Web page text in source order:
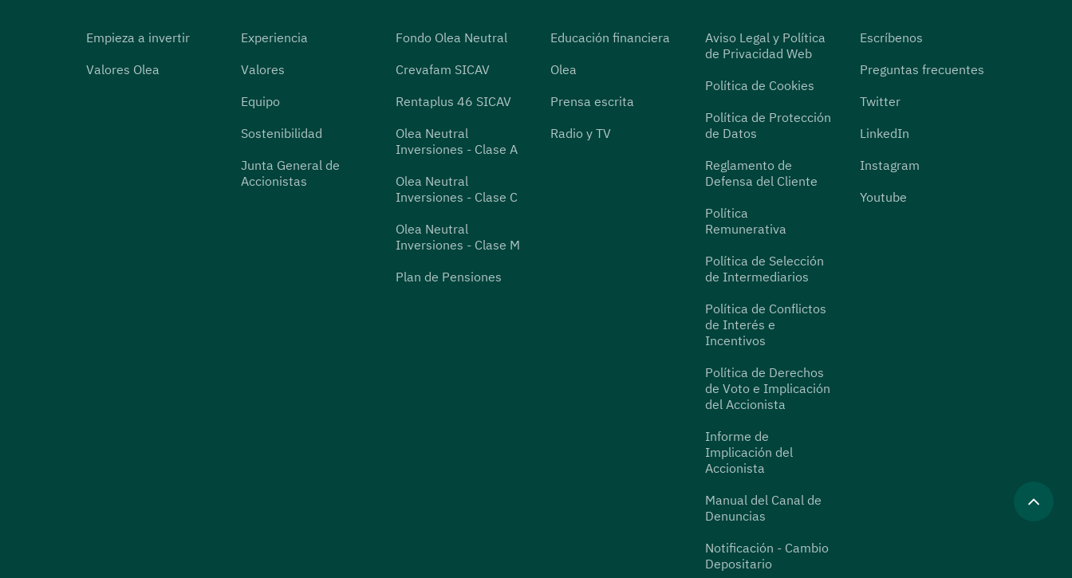
Empieza a invertir
Valores Olea
Experiencia
Valores
Equipo
Sostenibilidad
Junta General de
Accionistas
Fondo Olea Neutral
Crevafam SICAV
Rentaplus 46 SICAV
Olea Neutral
Inversiones - Clase A
Olea Neutral
Inversiones - Clase C
Olea Neutral
Inversiones - Clase M
Plan de Pensiones
Educación financiera
Olea
Prensa escrita
Radio y TV
Aviso Legal y Política
de Privacidad Web
Política de Cookies
Política de Protección
de Datos
Reglamento de
Defensa del Cliente
Política
Remunerativa
Política de Selección
de Intermediarios
Política de Conflictos
de Interés e
Incentivos
Política de Derechos
de Voto e Implicación
del Accionista
Informe de
Implicación del
Accionista
Manual del Canal de
Denuncias
Notificación - Cambio
Depositario
Escríbenos
Preguntas frecuentes
Twitter
LinkedIn
Instagram
Youtube